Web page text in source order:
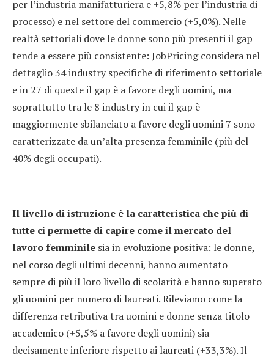
per l’industria manifatturiera e +5,8% per l’industria di
processo) e nel settore del commercio (+5,0%). Nelle
realtà settoriali dove le donne sono più presenti il gap
tende a essere più consistente: JobPricing considera nel
dettaglio 34 industry specifiche di riferimento settoriale
e in 27 di queste il gap è a favore degli uomini, ma
soprattutto tra le 8 industry in cui il gap è
maggiormente sbilanciato a favore degli uomini 7 sono
caratterizzate da un’alta presenza femminile (più del
40% degli occupati).
Il livello di istruzione è la caratteristica che più di
tutte ci permette di capire come il mercato del
lavoro femminile sia in evoluzione positiva: le donne,
nel corso degli ultimi decenni, hanno aumentato
sempre di più il loro livello di scolarità e hanno superato
gli uomini per numero di laureati. Rileviamo come la
differenza retributiva tra uomini e donne senza titolo
accademico (+5,5% a favore degli uomini) sia
decisamente inferiore rispetto ai laureati (+33,3%). Il